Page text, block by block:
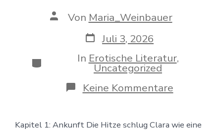
Beitragsautor
Von Maria_Weinbauer
Veröffentlichungsdatum
Juli 3, 2026
KategorienIn Erotische Literatur,
Uncategorized
Keine Kommentarezu
Kapitel 1: Ankunft Die Hitze schlug Clara wie eine